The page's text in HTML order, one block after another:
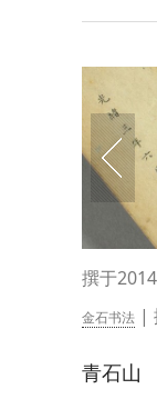
撰于
金石书法 |
青石山